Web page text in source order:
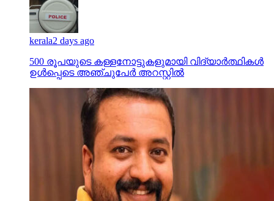
kerala2 days ago
500 രൂപയുടെ കള്ളനോട്ടുകളുമായി വിദ്യാര്‍ത്ഥികള്‍